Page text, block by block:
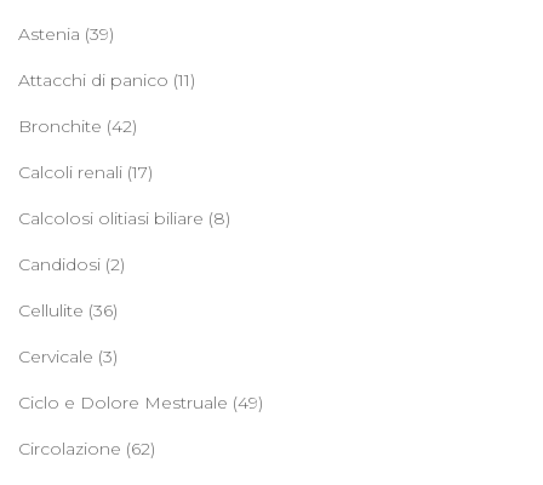
Astenia (39)
Attacchi di panico (11)
Bronchite (42)
Calcoli renali (17)
Calcolosi olitiasi biliare (8)
Candidosi (2)
Cellulite (36)
Cervicale (3)
Ciclo e Dolore Mestruale (49)
Circolazione (62)